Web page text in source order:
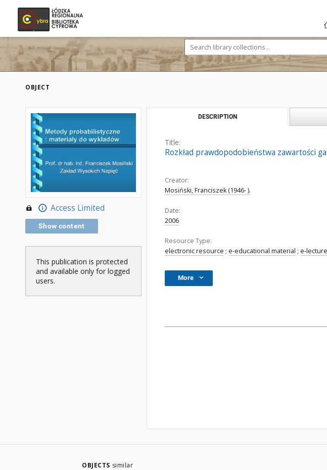
OBJECT
Access Limited
Show content
This publication is protected
and available only for logged
users.
DESCRIPTION
Title:
Rozkład prawdopodobieństwa zawartości
Creator:
Mosiński, Franciszek (1946- ).
Date:
2006
Resource Type:
electronic resource ; e-educational material ; e-lecture
More
OBJECTS similar